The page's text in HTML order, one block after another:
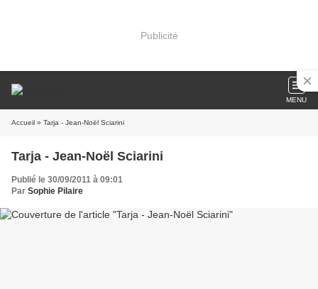
Publicité
MENU
Accueil » Tarja - Jean-Noël Sciarini
Tarja - Jean-Noël Sciarini
Publié le 30/09/2011 à 09:01
Par Sophie Pilaire